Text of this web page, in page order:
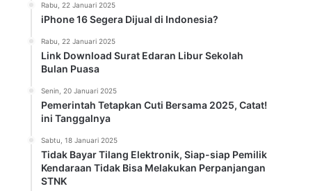
Rabu, 22 Januari 2025
iPhone 16 Segera Dijual di Indonesia?
Rabu, 22 Januari 2025
Link Download Surat Edaran Libur Sekolah
Bulan Puasa
Senin, 20 Januari 2025
Pemerintah Tetapkan Cuti Bersama 2025, Catat!
ini Tanggalnya
Sabtu, 18 Januari 2025
Tidak Bayar Tilang Elektronik, Siap-siap Pemilik
Kendaraan Tidak Bisa Melakukan Perpanjangan
STNK